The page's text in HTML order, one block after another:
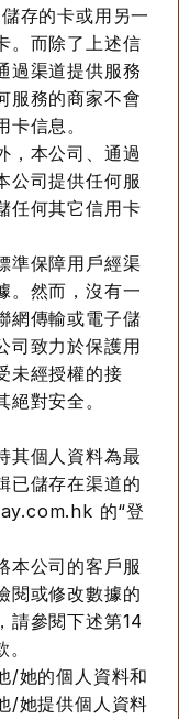
存的卡或用另一
。而除了上述信
過渠道提供服務
服務的商家不會
信息。
，本公司、通過
公司提供任何服
任何其它信用卡
準保障用戶經渠
。然而，沒有一
網傳輸或電子儲
司致力於保護用
未經授權的接
對安全。
其個人資料為最
已儲存在渠道的
的“登
本公司的客戶服
閱或修改數據的
請參閱下述第14
/她的個人資料和
/她提供個人資料